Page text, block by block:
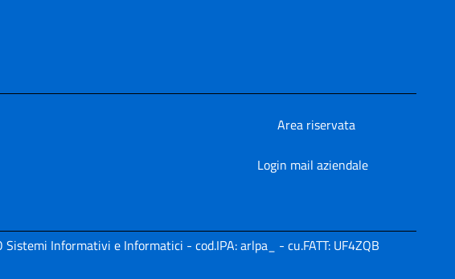
Area riservata
Login mail aziendale
Informativi e Informatici - cod.IPA: arlpa_ - cu.FATT: UF4ZQB